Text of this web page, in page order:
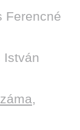
Ferencné
István